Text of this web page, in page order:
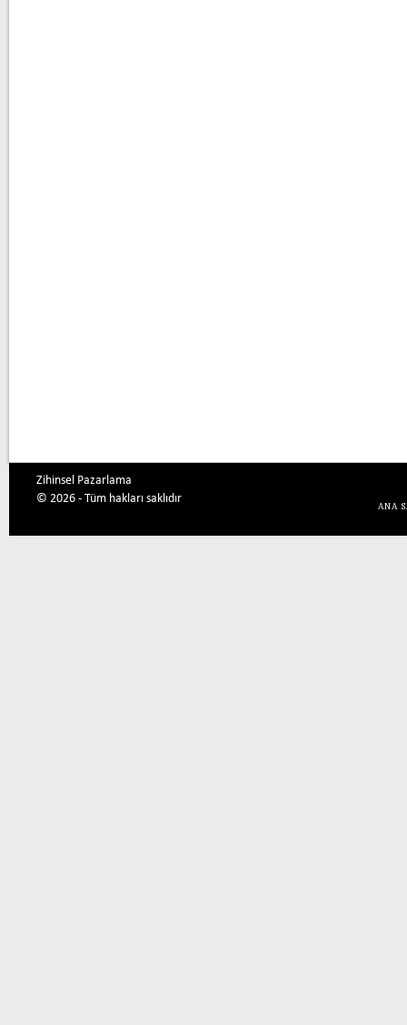
Zihinsel Pazarlama
© 2026 - Tüm hakları saklıdır
ANA